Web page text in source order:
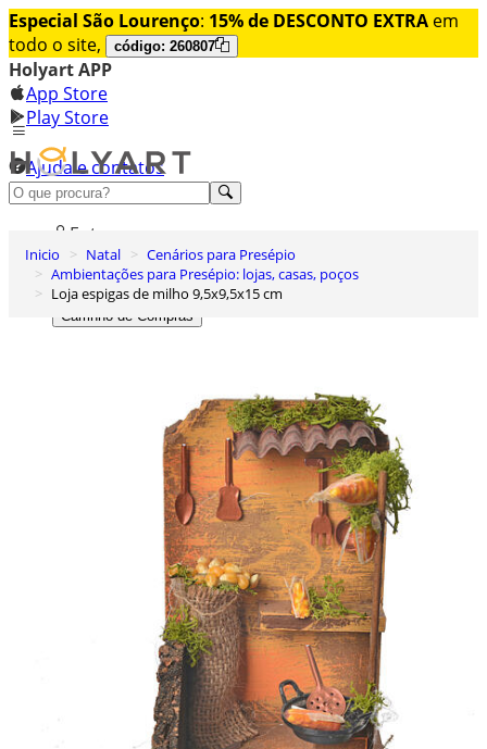
Especial São Lourenço: 15% de DESCONTO EXTRA em
todo o site,
código: 260807
Holyart APP
App Store
Play Store
Ajuda e contatos
Conheça premium
Entrar
Lista de Desejos
0
Carrinho de Compras
Inicio Natal
Cenários para Presépio
Ambientações para Presépio: lojas, casas, poços
Loja espigas de milho 9,5x9,5x15 cm